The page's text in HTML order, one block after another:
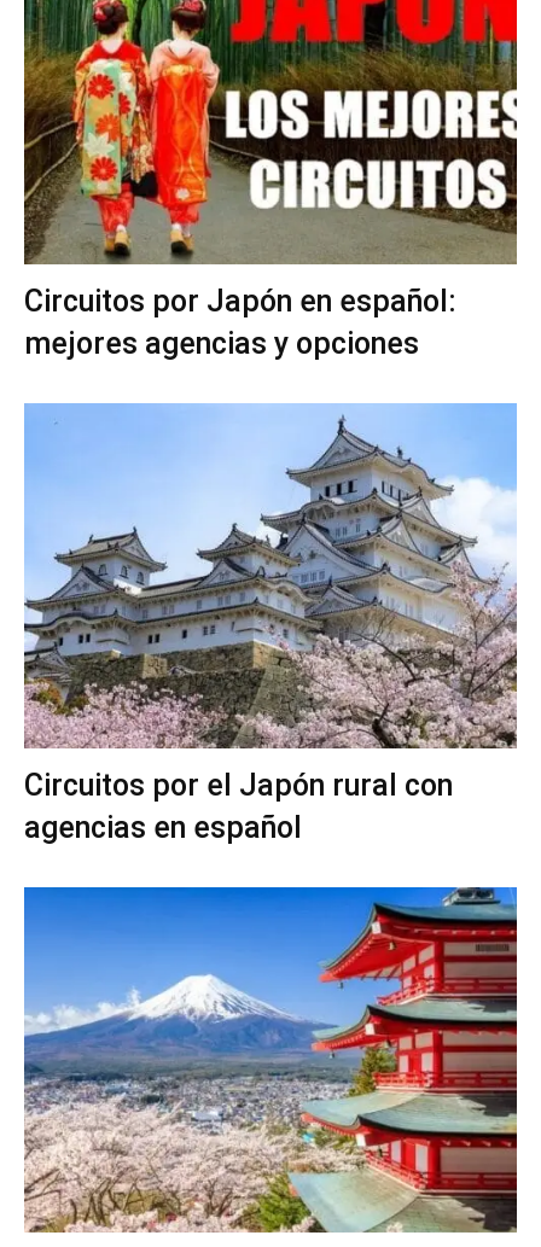
Circuitos por Japón en español:
mejores agencias y opciones
Circuitos por el Japón rural con
agencias en español